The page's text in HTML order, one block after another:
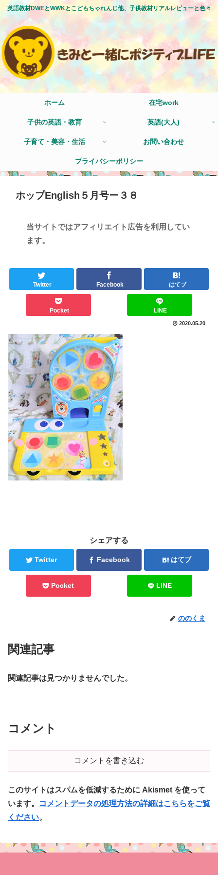
英語教材DWEとWWKとこどもちゃれんじ他、子供教材リアルレビューと色々
ホーム 在宅work
子供の英語・教育 英語(大人)
子育て・美容・生活 お問い合わせ
プライバシーポリシー
ホップEnglish５月号ー３８
当サイトではアフィリエイト広告を利用してい
ます。
Twitter Facebook はてブ
Pocket LINE
2020.05.20
シェアする
Twitter Facebook はてブ
Pocket LINE
ののくま
関連記事
関連記事は見つかりませんでした。
コメント
コメントを書き込む
このサイトはスパムを低減するために Akismet を使って
います。
コメントデータの処理方法の詳細はこちらをご覧
ください。